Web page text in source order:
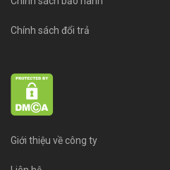
Chính sách đổi trả
Giới thiệu về công ty